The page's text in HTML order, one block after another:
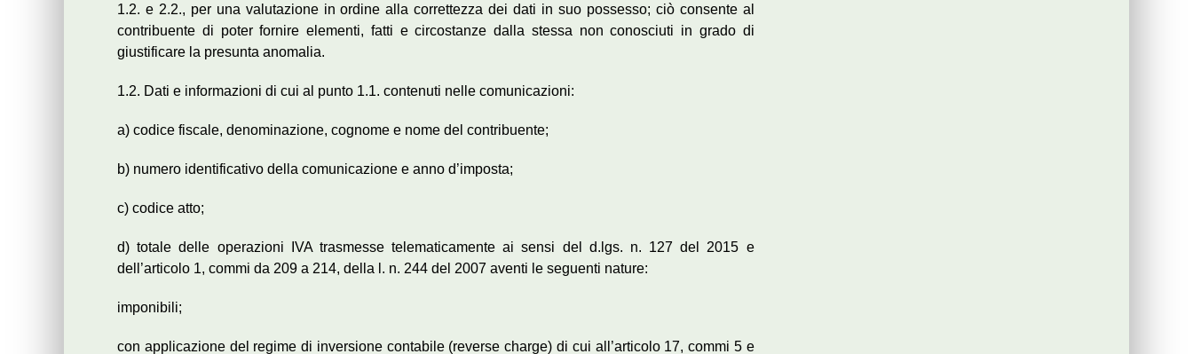
1.2. e 2.2., per una valutazione in ordine alla correttezza dei dati in suo possesso; ciò consente al
contribuente di poter fornire elementi, fatti e circostanze dalla stessa non conosciuti in grado di
giustificare la presunta anomalia.
1.2. Dati e informazioni di cui al punto 1.1. contenuti nelle comunicazioni:
a) codice fiscale, denominazione, cognome e nome del contribuente;
b) numero identificativo della comunicazione e anno d’imposta;
c) codice atto;
d) totale delle operazioni IVA trasmesse telematicamente ai sensi del d.lgs. n. 127 del 2015 e
dell’articolo 1, commi da 209 a 214, della l. n. 244 del 2007 aventi le seguenti nature:
imponibili;
con applicazione del regime di inversione contabile (reverse charge) di cui all’articolo 17, commi 5 e